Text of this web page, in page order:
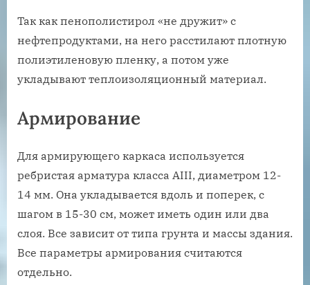
Так как пенополистирол «не дружит» с
нефтепродуктами, на него расстилают плотную
полиэтиленовую пленку, а потом уже
укладывают теплоизоляционный материал.
Армирование
Для армирующего каркаса используется
ребристая арматура класса AIII, диаметром 12-
14 мм. Она укладывается вдоль и поперек, с
шагом в 15-30 см, может иметь один или два
слоя. Все зависит от типа грунта и массы здания.
Все параметры армирования считаются
отдельно.